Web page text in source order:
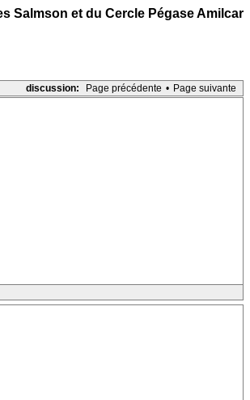
Salmson et du Cercle Pégase Amilcar
discussion:
Page précédente • Page suivante